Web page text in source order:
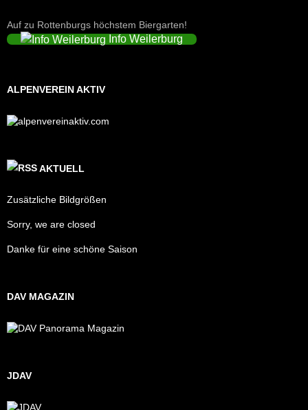
Auf zu Rottenburgs höchstem Biergarten!
Info Weilerburg
ALPENVEREIN AKTIV
AKTUELL
Zusätzliche Bildgrößen
Sorry, we are closed
Danke für eine schöne Saison
DAV MAGAZIN
JDAV